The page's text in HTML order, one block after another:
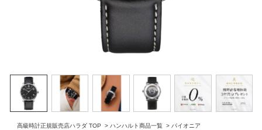
高級時計正規販売店ハラダ TOP > ハンハルト商品一覧 > パイオニア